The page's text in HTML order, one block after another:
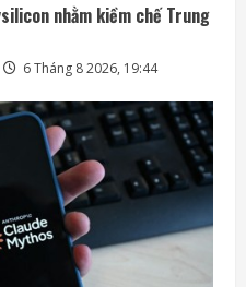
nhằm kiềm chế Trung
6 Tháng 8 2026, 19:44